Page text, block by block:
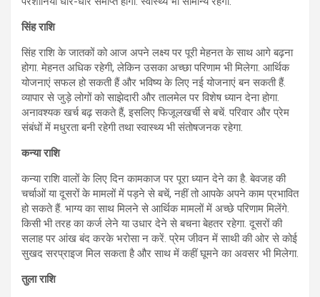
सिंह राशि
सिंह राशि के जातकों को आज अपने लक्ष्य पर पूरी मेहनत के साथ आगे बढ़ना
होगा. मेहनत अधिक रहेगी, लेकिन उसका अच्छा परिणाम भी मिलेगा. आर्थिक
योजनाएं सफल हो सकती हैं और भविष्य के लिए नई योजनाएं बन सकती हैं.
व्यापार से जुड़े लोगों को साझेदारी और तालमेल पर विशेष ध्यान देना होगा.
अनावश्यक खर्च बढ़ सकते हैं, इसलिए फिजूलखर्ची से बचें. परिवार और प्रेम
संबंधों में मधुरता बनी रहेगी तथा स्वास्थ्य भी संतोषजनक रहेगा.
कन्या राशि
कन्या राशि वालों के लिए दिन कामकाज पर पूरा ध्यान देने का है. बेवजह की
चर्चाओं या दूसरों के मामलों में पड़ने से बचें, नहीं तो आपके अपने काम प्रभावित
हो सकते हैं. भाग्य का साथ मिलने से आर्थिक मामलों में अच्छे परिणाम मिलेंगे.
किसी भी तरह का कर्ज लेने या उधार देने से बचना बेहतर रहेगा. दूसरों की
सलाह पर आंख बंद करके भरोसा न करें. प्रेम जीवन में साथी की ओर से कोई
सुखद सरप्राइज मिल सकता है और साथ में कहीं घूमने का अवसर भी मिलेगा.
तुला राशि